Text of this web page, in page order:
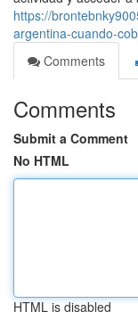
https://
argentina-cuando-
Comments
Comments
Submit a Comment
No HTML
HTML is disabled